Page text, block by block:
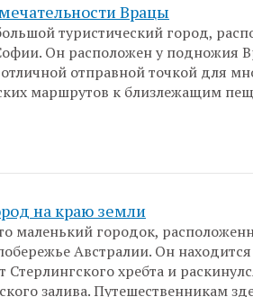
Врацы
туристический город,
Он расположен у подножия
отличной отправной точкой для
маршрутов к близлежащим
на краю земли
маленький городок,
Австралии. Он
Стерлингского хребта и
залива. Путешественникам